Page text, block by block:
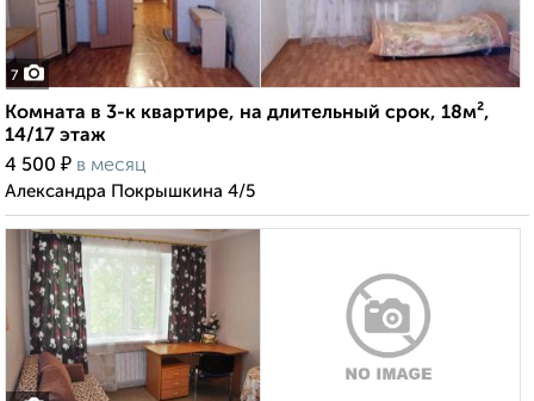
7
Комната в 3-к квартире, на длительный срок, 18м²,
14/17 этаж
4 500 ₽ в месяц
Александра Покрышкина 4/5